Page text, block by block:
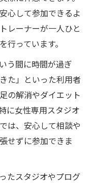
心して参加できるよ
レーナーが一人ひと
行っています。
う間に時間が過ぎ
た」といった利用者
の解消やダイエット
に女性専用スタジオ
は、安心して相談や
せずに参加できま
たスタジオやプログ